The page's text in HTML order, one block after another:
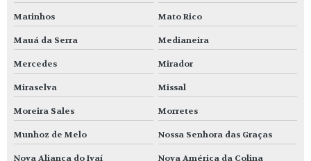
Matinhos Mato Rico
Mauá da Serra Medianeira
Mercedes Mirador
Miraselva Missal
Moreira Sales Morretes
Munhoz de Melo Nossa Senhora das Graças
Nova Aliança do Ivaí Nova América da Colina